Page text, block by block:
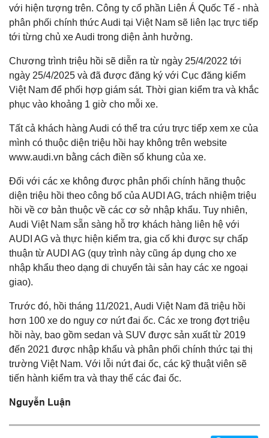
với hiện tượng trên. Công ty cổ phần Liên Á Quốc Tế - nhà
phân phối chính thức Audi tại Việt Nam sẽ liên lạc trực tiếp
tới từng chủ xe Audi trong diện ảnh hưởng.
Chương trình triệu hồi sẽ diễn ra từ ngày 25/4/2022 tới
ngày 25/4/2025 và đã được đăng ký với Cục đăng kiểm
Việt Nam để phối hợp giám sát. Thời gian kiểm tra và khắc
phục vào khoảng 1 giờ cho mỗi xe.
Tất cả khách hàng Audi có thể tra cứu trực tiếp xem xe của
mình có thuộc diện triệu hồi hay không trên website
www.audi.vn bằng cách điền số khung của xe.
Đối với các xe không được phân phối chính hãng thuộc
diện triệu hồi theo công bố của AUDI AG, trách nhiệm triệu
hồi về cơ bản thuộc về các cơ sở nhập khẩu. Tuy nhiên,
Audi Việt Nam sẵn sàng hỗ trợ khách hàng liên hệ với
AUDI AG và thực hiện kiểm tra, gia cố khi được sự chấp
thuận từ AUDI AG (quy trình này cũng áp dụng cho xe
nhập khẩu theo dạng di chuyển tài sản hay các xe ngoại
giao).
Trước đó, hồi tháng 11/2021, Audi Việt Nam đã triệu hồi
hơn 100 xe do nguy cơ nứt đai ốc. Các xe trong đợt triệu
hồi này, bao gồm sedan và SUV được sản xuất từ 2019
đến 2021 được nhập khẩu và phân phối chính thức tại thị
trường Việt Nam. Với lỗi nứt đai ốc, các kỹ thuật viên sẽ
tiến hành kiểm tra và thay thế các đai ốc.
Nguyễn Luận